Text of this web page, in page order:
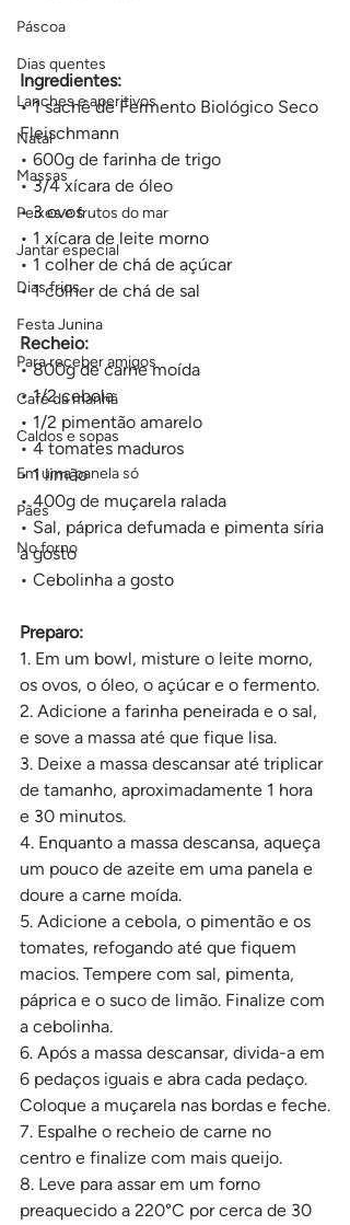
Páscoa
Dias quentes
Lanches e aperitivos
Natal
Massas
Peixes e frutos do mar
Jantar especial
Dias frios
Festa Junina
Para receber amigos
Café da manhã
Caldos e sopas
Em uma panela só
Pães
No forno
Ingredientes:
• 1 sachê de Fermento Biológico Seco
Fleischmann
• 600g de farinha de trigo
• 3/4 xícara de óleo
• 3 ovos
• 1 xícara de leite morno
• 1 colher de chá de açúcar
• 1 colher de chá de sal
Recheio:
• 800g de carne moída
• 1/2 cebola
• 1/2 pimentão amarelo
• 4 tomates maduros
• 1 limão
• 400g de muçarela ralada
• Sal, páprica defumada e pimenta síria
a gosto
• Cebolinha a gosto
Preparo:
1. Em um bowl, misture o leite morno,
os ovos, o óleo, o açúcar e o fermento.
2. Adicione a farinha peneirada e o sal,
e sove a massa até que fique lisa.
3. Deixe a massa descansar até triplicar
de tamanho, aproximadamente 1 hora
e 30 minutos.
4. Enquanto a massa descansa, aqueça
um pouco de azeite em uma panela e
doure a carne moída.
5. Adicione a cebola, o pimentão e os
tomates, refogando até que fiquem
macios. Tempere com sal, pimenta,
páprica e o suco de limão. Finalize com
a cebolinha.
6. Após a massa descansar, divida-a em
6 pedaços iguais e abra cada pedaço.
Coloque a muçarela nas bordas e feche.
7. Espalhe o recheio de carne no
centro e finalize com mais queijo.
8. Leve para assar em um forno
preaquecido a 220°C por cerca de 30